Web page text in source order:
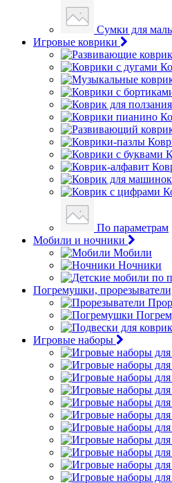
Сумки для
Игровые коврики
По параметрам
Мобили и ночники
Мобили
Ночники
Погремушки,
Игровые наборы